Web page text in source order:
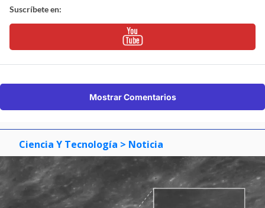
Suscríbete en:
Mostrar Comentarios
Ciencia Y Tecnología > Noticia